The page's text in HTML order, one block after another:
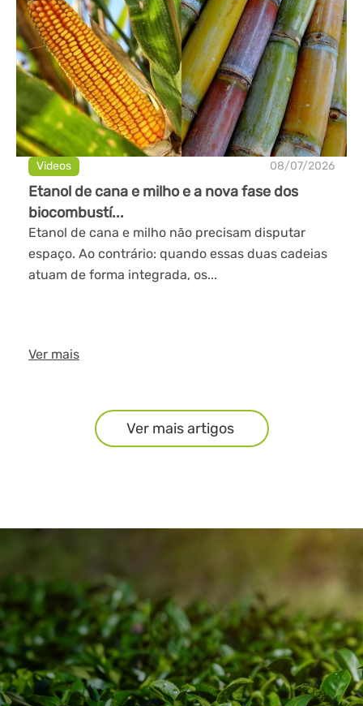
Videos 08/07/2026
Etanol de cana e milho e a nova fase dos
biocombustí...
Etanol de cana e milho não precisam disputar
espaço. Ao contrário: quando essas duas cadeias
atuam de forma integrada, os...
Ver mais
Ver mais artigos